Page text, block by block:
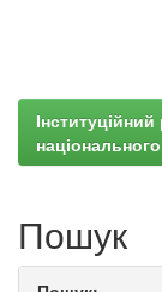
Пошук